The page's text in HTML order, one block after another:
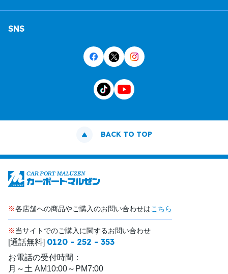
SNS
BACK TO TOP
※各店舗への商品やご購入のお問い合わせはこちら
※当サイトでのご購入に関するお問い合わせ
[通話無料] 0120 - 252 - 353
お電話の受付時間：
月～土 AM10:00～PM7:00